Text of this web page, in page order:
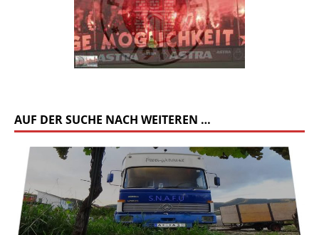
AUF DER SUCHE NACH WEITEREN …